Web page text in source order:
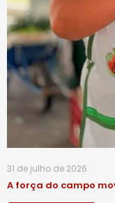
31 de julho de 2026
A força do campo